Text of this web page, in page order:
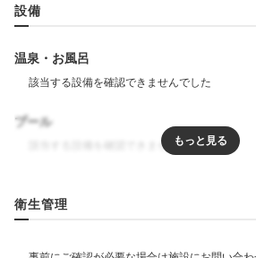
モリタ屋 JR京都伊勢丹店
宿で食事の提供がないので、夕食は
。京都駅のデ
設備
温泉・お風呂
プール
飲食
衛生管理